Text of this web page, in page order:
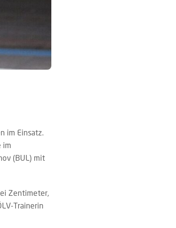
im Einsatz.
im
(BUL) mit
Zentimeter,
Trainerin